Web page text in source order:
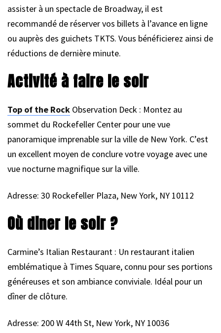
assister à un spectacle de Broadway, il est
recommandé de réserver vos billets à l’avance en ligne
ou auprès des guichets TKTS. Vous bénéficierez ainsi de
réductions de dernière minute.
Activité à faire le soir
Top of the Rock Observation Deck : Montez au
sommet du Rockefeller Center pour une vue
panoramique imprenable sur la ville de New York. C’est
un excellent moyen de conclure votre voyage avec une
vue nocturne magnifique sur la ville.
Adresse: 30 Rockefeller Plaza, New York, NY 10112
Où diner le soir ?
Carmine’s Italian Restaurant : Un restaurant italien
emblématique à Times Square, connu pour ses portions
généreuses et son ambiance conviviale. Idéal pour un
dîner de clôture.
Adresse: 200 W 44th St, New York, NY 10036